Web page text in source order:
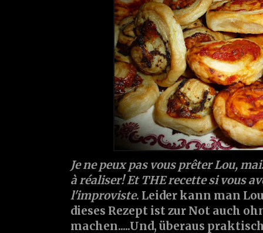
Je ne peux pas vous prêter Lou,
à réaliser! Et THE recette si vous
l'improviste. Leider kann man
dieses Rezept ist zur Not auch
machen.....Und, überaus